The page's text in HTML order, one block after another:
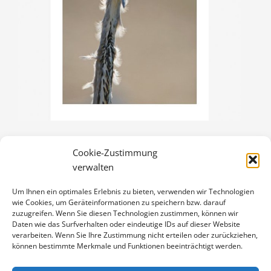
Cookie-Zustimmung
verwalten
Um Ihnen ein optimales Erlebnis zu bieten, verwenden wir Technologien
wie Cookies, um Geräteinformationen zu speichern bzw. darauf
zuzugreifen. Wenn Sie diesen Technologien zustimmen, können wir
Daten wie das Surfverhalten oder eindeutige IDs auf dieser Website
verarbeiten. Wenn Sie Ihre Zustimmung nicht erteilen oder zurückziehen,
können bestimmte Merkmale und Funktionen beeinträchtigt werden.
GRAUREIHER
Enthält 19% Mwst.
Versand
Klappkarte DIN A6 (105 x 148 mm), mit Originalfoto (ca. 90 x 130
mm) und Umschlag
GRAUREIHER